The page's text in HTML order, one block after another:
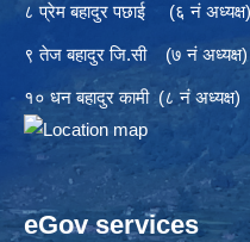
८ प्रेम बहादुर पछाई (६ नं
९ तेज बहादुर जि.सी (७ नं
१० धन बहादुर कामी (८ नं
eGov services